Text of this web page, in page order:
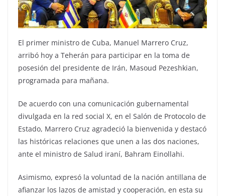
El primer ministro de Cuba, Manuel Marrero Cruz,
arribó hoy a Teherán para participar en la toma de
posesión del presidente de Irán, Masoud Pezeshkian,
programada para mañana.
De acuerdo con una comunicación gubernamental
divulgada en la red social X, en el Salón de Protocolo de
Estado, Marrero Cruz agradeció la bienvenida y destacó
las históricas relaciones que unen a las dos naciones,
ante el ministro de Salud iraní, Bahram Einollahi.
Asimismo, expresó la voluntad de la nación antillana de
afianzar los lazos de amistad y cooperación, en esta su